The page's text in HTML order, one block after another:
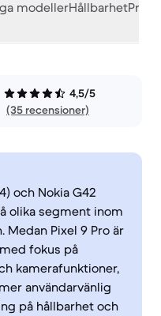
modellerHållbarhet
4,5/5
(35 recensioner)
och Nokia G42
olika segment inom
Pixel 9 Pro är
fokus på
kamerafunktioner,
användarvänlig
på hållbarhet och